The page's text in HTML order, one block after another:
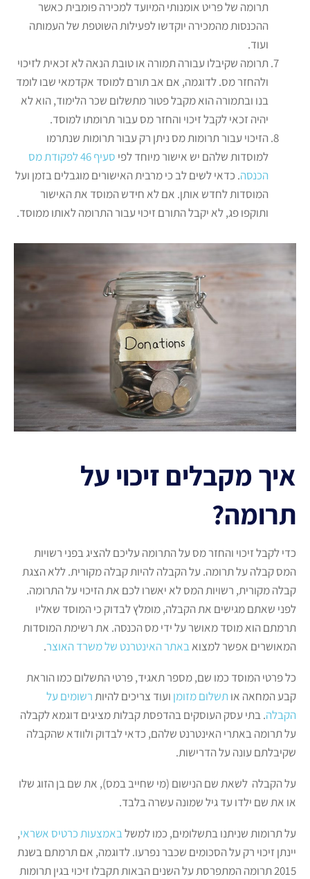
תרומה של פריט אומנותי המיועד למכירה פומבית כאשר
ההכנסות מהמכירה יוקדשו לפעילות השוטפת של העמותה
ועוד.
תרומה שקיבלו עבורה תמורה או טובת הנאה לא זכאית לזיכוי
ולהחזר מס. לדוגמה, אם אב תורם למוסד אקדמאי שבו לומד
בנו ובתמורה הוא מקבל פטור מתשלום שכר הלימוד, הוא לא
יהיה זכאי לקבל זיכוי והחזר מס עבור תרומתו למוסד.
הזיכוי עבור תרומות מס ניתן רק עבור תרומות שנתרמו
למוסדות שלהם יש אישור מיוחד לפי
סעיף 46 לפקודת מס
הכנסה. כדאי לשים לב כי מרבית האישורים מוגבלים בזמן ועל
המוסדות לחדש אותן. אם לא חידש המוסד את האישור
ותוקפו פג, לא יקבל התורם זיכוי עבור התרומה לאותו ממוסד.
איך מקבלים זיכוי על
תרומה?
כדי לקבל זיכוי והחזר מס על התרומה עליכם להציג בפני רשויות
המס קבלה על תרומה. על הקבלה להיות קבלה מקורית. ללא הצגת
קבלה מקורית, רשויות המס לא יאשרו לכם את הזיכוי על התרומה.
לפני שאתם מגישים את הקבלה, מומלץ לבדוק כי המוסד שאליו
תרמתם הוא מוסד מאושר על ידי מס הכנסה. את רשימת המוסדות
המאושרים אפשר למצואבאתר האינטרנט של משרד האוצר.
כל פרטי המוסד כמו שם, מספר תאגיד, פרטי התשלום כמו הוראת
קבע המחאה אותשלום מזומן ועוד צריכים להיותרשומים על
הקבלה. בתי עסק העוסקים בהדפסת קבלות מציגים דוגמא לקבלה
על תרומה באתרי האינטרנט שלהם, כדאי לבדוק ולוודא שהקבלה
שקיבלתם עונה על הדרישות.
על הקבלה לשאת שם הנישום (מי שחייב במס), את שם בן הזוג שלו
או את שם ילדו עד גיל שמונה עשרה בלבד.
על תרומות שניתנו בתשלומים, כמו למשלבאמצעות כרטיס אשראי,
יינתן זיכוי רק על הסכומים שכבר נפרעו. לדוגמה, אם תרמתם בשנת
2015 תרומה המתפרסת על השנים הבאות תקבלו זיכוי בגין תרומות